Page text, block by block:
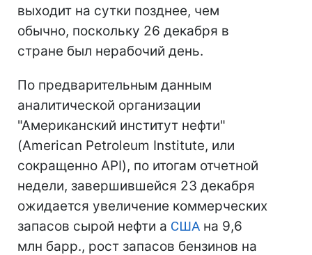
выходит на сутки позднее, чем
обычно, поскольку 26 декабря в
стране был нерабочий день.
По предварительным данным
аналитической организации
"Американский институт нефти"
(American Petroleum Institute, или
сокращенно API), по итогам отчетной
недели, завершившейся 23 декабря
ожидается увеличение коммерческих
запасов сырой нефти а США на 9,6
млн барр., рост запасов бензинов на